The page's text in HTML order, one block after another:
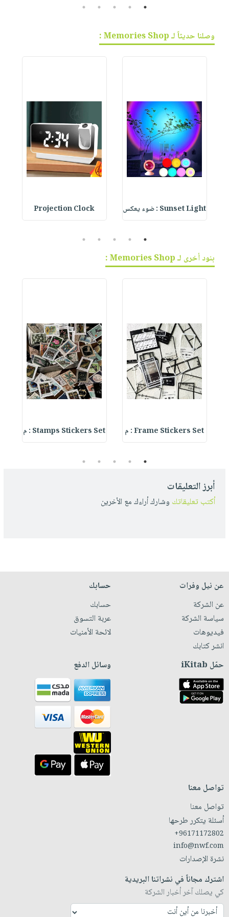
1
2
3
4
5
وصلنا حديثاً لـ Memories Shop :
Sunset Light : ضوء يعكس Projection Clock
1
2
3
4
5
بنود أخرى لـ Memories Shop :
Frame Stickers Set : م Stamps Stickers Set : م
1
2
3
4
5
أبرز التعليقات
أكتب تعليقاتك وشارك أراءك مع الأخرين
عن نيل وفرات
عن الشركة
سياسة الشركة
فيديوهات
انشر كتابك
حسابك
حسابك
عربة التسوق
لائحة الأمنيات
حمّل iKitab وسائل الدفع
تواصل معنا
تواصل معنا
أسئلة يتكرر طرحها
+96171172802
info@nwf.com
نشرة الإصدارات
اشترك مجاناً في نشراتنا البريدية
كي يصلك آخر أخبار الشركة